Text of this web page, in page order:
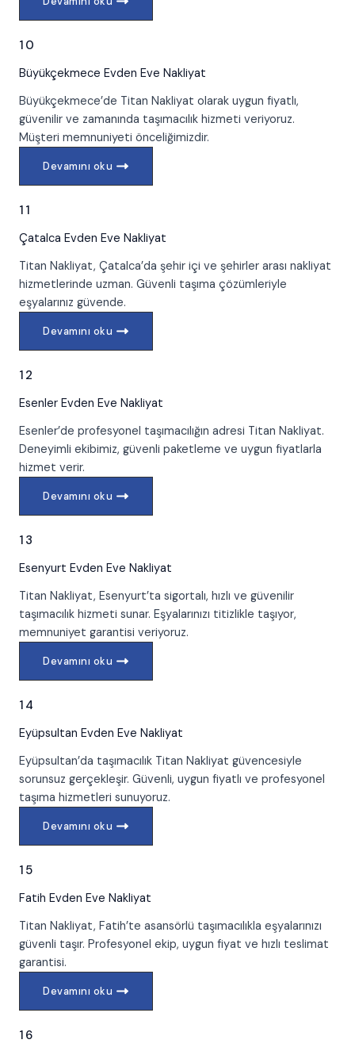
10
Büyükçekmece Evden Eve Nakliyat
Büyükçekmece’de Titan Nakliyat olarak uygun fiyatlı,
güvenilir ve zamanında taşımacılık hizmeti veriyoruz.
Müşteri memnuniyeti önceliğimizdir.
Devamını oku
11
Çatalca Evden Eve Nakliyat
Titan Nakliyat, Çatalca’da şehir içi ve şehirler arası nakliyat
hizmetlerinde uzman. Güvenli taşıma çözümleriyle
eşyalarınız güvende.
Devamını oku
12
Esenler Evden Eve Nakliyat
Esenler’de profesyonel taşımacılığın adresi Titan Nakliyat.
Deneyimli ekibimiz, güvenli paketleme ve uygun fiyatlarla
hizmet verir.
Devamını oku
13
Esenyurt Evden Eve Nakliyat
Titan Nakliyat, Esenyurt’ta sigortalı, hızlı ve güvenilir
taşımacılık hizmeti sunar. Eşyalarınızı titizlikle taşıyor,
memnuniyet garantisi veriyoruz.
Devamını oku
14
Eyüpsultan Evden Eve Nakliyat
Eyüpsultan’da taşımacılık Titan Nakliyat güvencesiyle
sorunsuz gerçekleşir. Güvenli, uygun fiyatlı ve profesyonel
taşıma hizmetleri sunuyoruz.
Devamını oku
15
Fatih Evden Eve Nakliyat
Titan Nakliyat, Fatih’te asansörlü taşımacılıkla eşyalarınızı
güvenli taşır. Profesyonel ekip, uygun fiyat ve hızlı teslimat
garantisi.
Devamını oku
16